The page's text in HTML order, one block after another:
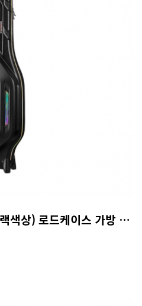
시마노 리미티드프로(블랙색상) 로드케이스 가방 140R RC-101P